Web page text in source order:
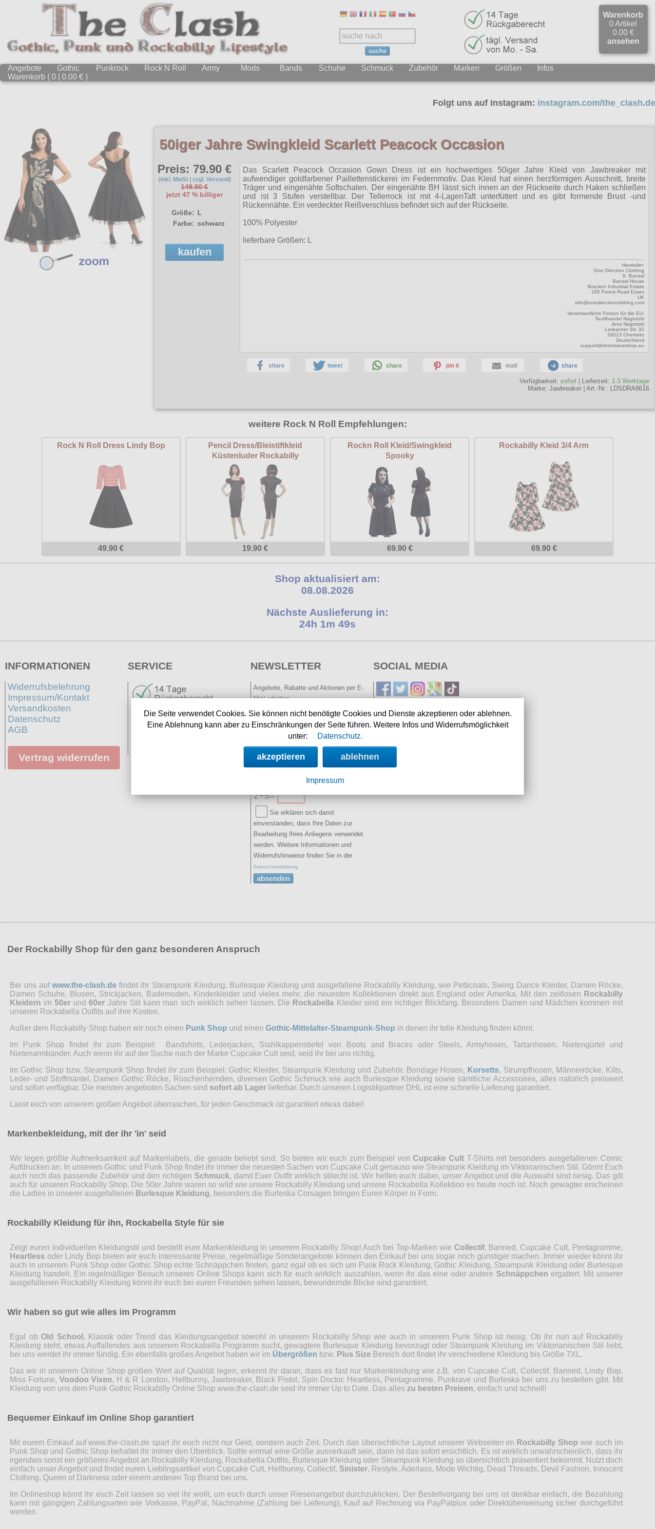
suche
Warenkorb
0 Artikel
0.00 €
ansehen
Angebote Gothic Punkrock Rock N Roll Army Mods Bands Schuhe Schmuck Zubehör Marken Größen
Infos
Warenkorb ( 0 | 0.00 € )
Folgt uns auf Instagram:instagram.com/the_clash.de
50iger Jahre Swingkleid Scarlett Peacock Occasion
Preis: 79.90 €
(inkl. MwSt | zzgl. Versand)
149.90 €
jetzt 47 % billiger
Größe: L
Farbe: schwarz
kaufen
Das Scarlett Peacock Occasion Gown Dress ist ein hochwertiges 50iger Jahre Kleid von Jawbreaker mit
aufwendiger goldfarbener Paillettenstickerei im Federnmotiv. Das Kleid hat einen herzförmigen Ausschnitt, breite
Träger und eingenähte Softschalen. Der eingenähte BH lässt sich innen an der Rückseite durch Haken schließen
und ist 3 Stufen verstellbar. Der Tellerrock ist mit 4-LagenTaft unterfüttert und es gibt formende Brust -und
Rückennähte. Ein verdeckter Reißverschluss befindet sich auf der Rückseite.
100% Polyester
lieferbare Größen: L
Hersteller:
One Direction Clothing
S. Bansal
Bansal House
Bracken Industrial Estate
185 Forest Road Essex
UK
info@onedirectionclothing.com
Verantwortliche Person für die EU:
Textilhandel Nagrotzki
Jens Nagrotzki
Limbacher Str. 32
09113 Chemnitz
Deutschland
support@streetwearshop.eu
share tweet share pin it mail share
Verfügbarkeit: sofort | Lieferzeit: 1-3 Werktage
Marke: Jawbreaker Art.-Nr.: LDSDRA8616
weitere Rock N Roll Empfehlungen:
Rock N Roll Dress Lindy Bop
49.90 €
Pencil Dress/Bleistiftkleid
Küstenluder Rockabilly
19.90 €
Rockn Roll Kleid/Swingkleid
Spooky
69.90 €
Rockabilly Kleid 3/4 Arm
69.90 €
Shop aktualisiert am:
08.08.2026
Nächste Auslieferung in:
24h 1m 48s
INFORMATIONEN
Widerrufsbelehrung
Impressum/Kontakt
Versandkosten
Datenschutz
AGB
Vertrag widerrufen
SERVICE NEWSLETTER
Angebote, Rabatte und Aktionen per E-
Mail erhalten.
E-Mail:
Name:(optional)
2+5=
Sie erklären sich damit
einverstanden, dass Ihre Daten zur
Bearbeitung Ihres Anliegens verwendet
werden. Weitere Informationen und
Widerrufshinweise finden Sie in der
Datenschutzerklärung
absenden
SOCIAL MEDIA
Der Rockabilly Shop für den ganz besonderen Anspruch
Bei uns aufwww.the-clash.de findet ihr Steampunk Kleidung, Burlesque Kleidung und ausgefallene Rockabilly Kleidung, wie Petticoats, Swing Dance Kleider, Damen Röcke,
Damen Schuhe, Blusen, Strickjacken, Bademoden, Kinderkleider und vieles mehr, die neuesten Kollektionen direkt aus England oder Amerika. Mit den zeitlosen Rockabilly
Kleidern im 50erund60er Jahre Stil kann man sich wirklich sehen lassen. Die Rockabella Kleider sind ein richtiger Blickfang. Besonders Damen und Mädchen kommen mit
unseren Rockabella Outfits auf ihre Kosten.
Außer dem Rockabilly Shop haben wir noch einen Punk Shop und einen Gothic-Mittelalter-Steampunk-Shop in denen ihr tolle Kleidung finden könnt.
Im Punk Shop findet ihr zum Beispiel: Bandshirts, Lederjacken, Stahlkappenstiefel von Boots and Braces oder Steels, Armyhosen, Tartanhosen, Nietengürtel und
Nietenarmbänder. Auch wenn ihr auf der Suche nach der Marke Cupcake Cult seid, seid ihr bei uns richtig.
Im Gothic Shop bzw. Steampunk Shop findet ihr zum Beispiel: Gothic Kleider, Steampunk Kleidung und Zubehör, Bondage Hosen, Korsetts, Strumpfhosen, Männerröcke, Kilts,
Leder- und Stoffmäntel, Damen Gothic Röcke, Rüschenhemden, diversen Gothic Schmuck wie auch Burlesque Kleidung sowie sämtliche Accessoires, alles natürlich preiswert
und sofort verfügbar. Die meisten angeboten Sachen sind sofort ab Lager lieferbar. Durch unseren Logistikpartner DHL ist eine schnelle Lieferung garantiert.
Lasst euch von unserem großen Angebot überraschen, für jeden Geschmack ist garantiert etwas dabei!
Markenbekleidung, mit der ihr 'in' seid
Wir legen größte Aufmerksamkeit auf Markenlabels, die gerade beliebt sind. So bieten wir euch zum Beispiel von Cupcake Cult T-Shirts mit besonders ausgefallenen Comic
Aufdrucken an. In unserem Gothic und Punk Shop findet ihr immer die neuesten Sachen von Cupcake Cult genauso wie Steampunk Kleidung im Viktorianischen Stil. Gönnt Euch
auch noch das passende Zubehör und den richtigen Schmuck, damit Euer Outfit wirklich stilecht ist. Wir helfen euch dabei, unser Angebot und die Auswahl sind riesig. Das gilt
auch für unseren Rockabilly Shop. Die 50er Jahre waren so wild wie unsere Rockabilly Kleidung und unsere Rockabella Kollektion es heute noch ist. Noch gewagter erscheinen
die Ladies in unserer ausgefallenen Burlesque Kleidung, besonders die Burleska Corsagen bringen Euren Körper in Form.
Rockabilly Kleidung für ihn, Rockabella Style für sie
Zeigt euren individuellen Kleidungstil und bestellt eure Markenkleidung in unserem Rockabilly Shop! Auch bei Top-Marken wie Collectif, Banned, Cupcake Cult, Pentagramme,
Heartless oder Lindy Bop bieten wir euch interessante Preise, regelmäßige Sonderangebote können den Einkauf bei uns sogar noch günstiger machen. Immer wieder könnt ihr
auch in unserem Punk Shop oder Gothic Shop echte Schnäppchen finden, ganz egal ob es sich um Punk Rock Kleidung, Gothic Kleidung, Steampunk Kleidung oder Burlesque
Kleidung handelt. Ein regelmäßiger Besuch unseres Online Shops kann sich für euch wirklich auszahlen, wenn ihr das eine oder andere Schnäppchen ergattert. Mit unserer
ausgefallenen Rockabilly Kleidung könnt ihr euch bei euren Freunden sehen lassen, bewundernde Blicke sind garantiert.
Wir haben so gut wie alles im Programm
Egal ob Old School , Klassik oder Trend das Kleidungsangebot sowohl in unserem Rockabilly Shop wie auch in unserem Punk Shop ist riesig. Ob ihr nun auf Rockabilly
Kleidung steht, etwas Auffallendes aus unserem Rockabella Programm sucht, gewagtere Burlesque Kleidung bevorzugt oder Steampunk Kleidung im Viktorianischen Stil liebt,
bei uns werdet ihr immer fündig. Ein ebenfalls großes Angebot haben wir im Übergrößen bzw. Plus Size Bereich dort findet ihr verschiedene Kleidung bis Größe 7XL.
Das wir in unserem Online Shop großen Wert auf Qualität legen, erkennt ihr daran, dass es fast nur Markenkleidung wie z.B. von Cupcake Cult, Collectif, Banned, Lindy Bop,
Miss Fortune,Voodoo Vixen, H & R London, Hellbunny, Jawbreaker, Black Pistol, Spin Doctor, Heartless, Pentagramme, Punkrave und Burleska bei uns zu bestellen gibt. Mit
Kleidung von uns dem Punk Gothic Rockabilly Online Shop www.the-clash.de seid ihr immer Up to Date. Das alles zu besten Preisen, einfach und schnell!
Bequemer Einkauf im Online Shop garantiert
Mit eurem Einkauf auf www.the-clash.de spart ihr euch nicht nur Geld, sondern auch Zeit. Durch das übersichtliche Layout unserer Webseiten im Rockabilly Shop wie auch im
Punk Shop und Gothic Shop behaltet ihr immer den Überblick. Sollte einmal eine Größe ausverkauft sein, dann ist das sofort ersichtlich. Es ist wirklich unwahrscheinlich, dass ihr
irgendwo sonst ein größeres Angebot an Rockabilly Kleidung, Rockabella Outfits, Burlesque Kleidung oder Steampunk Kleidung so übersichtlich präsentiert bekommt. Nutzt doch
einfach unser Angebot und findet euren Lieblingsartikel von Cupcake Cult, Hellbunny, Collectif, Sinister, Restyle, Aderlass, Mode Wichtig, Dead Threads, Devil Fashion, Innocent
Clothing, Queen of Darkness oder einem anderen Top Brand bei uns.
Im Onlineshop könnt ihr euch Zeit lassen so viel ihr wollt, um euch durch unser Riesenangebot durchzuklicken. Der Bestellvorgang bei uns ist denkbar einfach, die Bezahlung
kann mit gängigen Zahlungsarten wie Vorkasse, PayPal, Nachnahme (Zahlung bei Lieferung), Kauf auf Rechnung via PayPalplus oder Direktüberweisung sicher durchgeführt
werden.
Die Seite verwendet Cookies. Sie können nicht benötigte Cookies und Dienste akzeptieren oder ablehnen.
Eine Ablehnung kann aber zu Einschränkungen der Seite führen. Weitere Infos und Widerrufsmöglichkeit
unter:
Datenschutz.
akzeptieren ablehnen
Impressum